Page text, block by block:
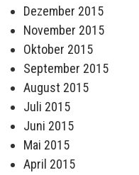
Dezember 2015
November 2015
Oktober 2015
September 2015
August 2015
Juli 2015
Juni 2015
Mai 2015
April 2015